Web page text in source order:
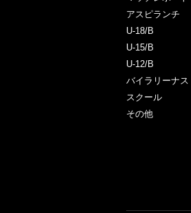
アスピランチ
U-18/B
U-15/B
U-12/B
バイラリーナス
スクール
その他